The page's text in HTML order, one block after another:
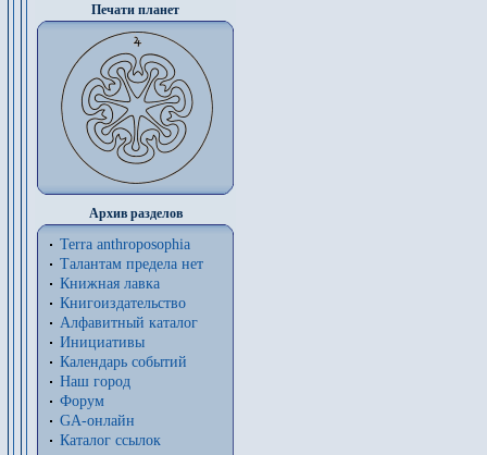
Печати планет
Архив разделов
Terra anthroposophia
Талантам предела нет
Книжная лавка
Книгоиздательство
Алфавитный каталог
Инициативы
Календарь событий
Наш город
Форум
GA-онлайн
Каталог ссылок